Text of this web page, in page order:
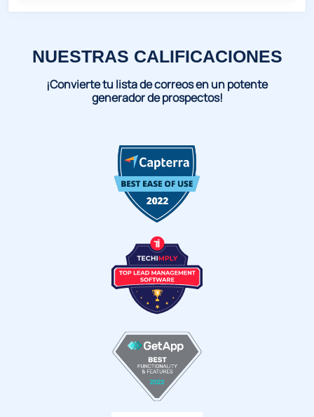
NUESTRAS CALIFICACIONES
¡Convierte tu lista de correos en un potente
generador de prospectos!